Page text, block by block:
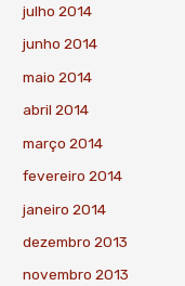
julho 2014
junho 2014
maio 2014
abril 2014
março 2014
fevereiro 2014
janeiro 2014
dezembro 2013
novembro 2013